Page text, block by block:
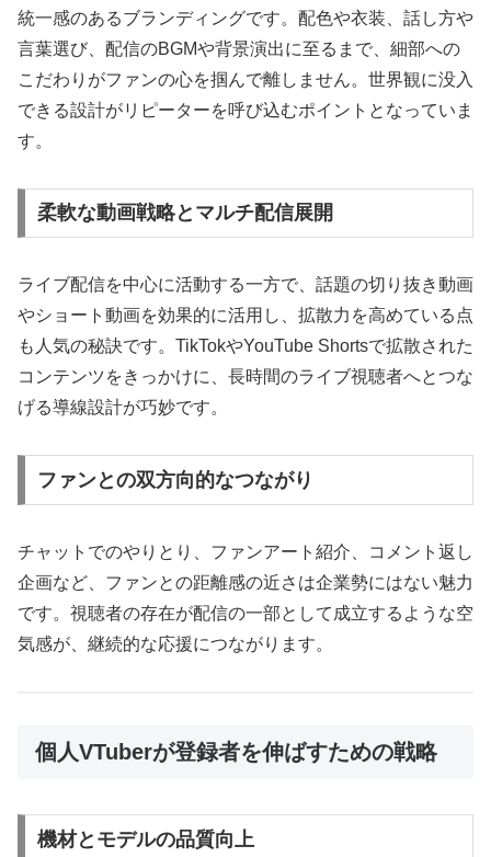
統一感のあるブランディングです。配色や衣装、話し方や
言葉選び、配信のBGMや背景演出に至るまで、細部への
こだわりがファンの心を掴んで離しません。世界観に没入
できる設計がリピーターを呼び込むポイントとなっていま
す。
柔軟な動画戦略とマルチ配信展開
ライブ配信を中心に活動する一方で、話題の切り抜き動画
やショート動画を効果的に活用し、拡散力を高めている点
も人気の秘訣です。TikTokやYouTube Shortsで拡散された
コンテンツをきっかけに、長時間のライブ視聴者へとつな
げる導線設計が巧妙です。
ファンとの双方向的なつながり
チャットでのやりとり、ファンアート紹介、コメント返し
企画など、ファンとの距離感の近さは企業勢にはない魅力
です。視聴者の存在が配信の一部として成立するような空
気感が、継続的な応援につながります。
個人VTuberが登録者を伸ばすための戦略
機材とモデルの品質向上